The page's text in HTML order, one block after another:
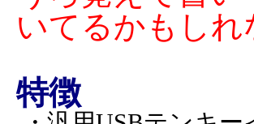
いてるかもしれ
特徴